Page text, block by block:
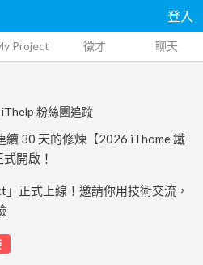
登入
Project 徵才 聊天
粉絲團追蹤
續 30 天的修煉【2026 iThome 鐵
開啟！
正式上線！邀請你用技術交流，